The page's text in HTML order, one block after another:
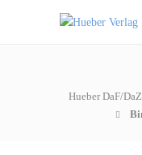
Hueber DaF/